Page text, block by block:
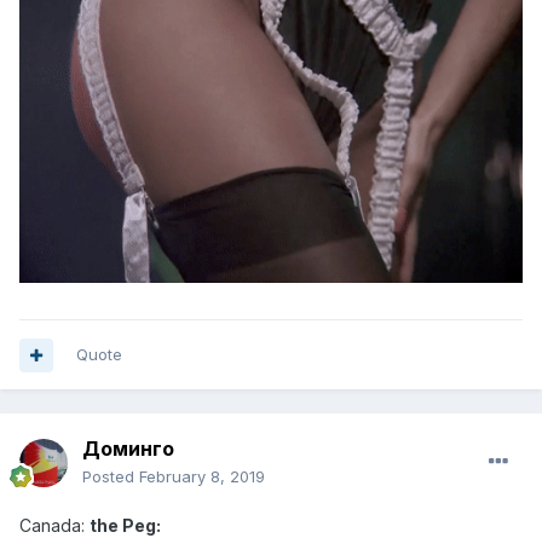
Quote
Доминго
Posted February 8, 2019
Canada: the Peg: